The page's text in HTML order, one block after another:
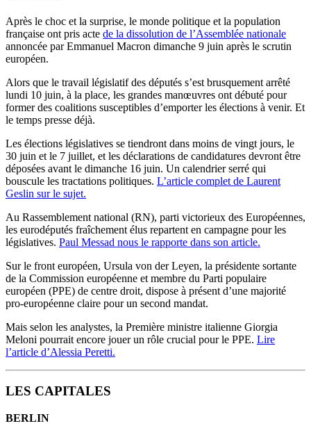
Après le choc et la surprise, le monde politique et la population
française ont pris acte de la dissolution de l’Assemblée nationale
annoncée par Emmanuel Macron dimanche 9 juin après le scrutin
européen.
Alors que le travail législatif des députés s’est brusquement arrêté
lundi 10 juin, à la place, les grandes manœuvres ont débuté pour
former des coalitions susceptibles d’emporter les élections à venir. Et
le temps presse déjà.
Les élections législatives se tiendront dans moins de vingt jours, le
30 juin et le 7 juillet, et les déclarations de candidatures devront être
déposées avant le dimanche 16 juin. Un calendrier serré qui
bouscule les tractations politiques. L’article complet de Laurent
Geslin sur le sujet.
Au Rassemblement national (RN), parti victorieux des Européennes,
les eurodéputés fraîchement élus repartent en campagne pour les
législatives. Paul Messad nous le rapporte dans son article.
Sur le front européen, Ursula von der Leyen, la présidente sortante
de la Commission européenne et membre du Parti populaire
européen (PPE) de centre droit, dispose à présent d’une majorité
pro-européenne claire pour un second mandat.
Mais selon les analystes, la Première ministre italienne Giorgia
Meloni pourrait encore jouer un rôle crucial pour le PPE. Lire
l’article d’Alessia Peretti.
LES CAPITALES
BERLIN